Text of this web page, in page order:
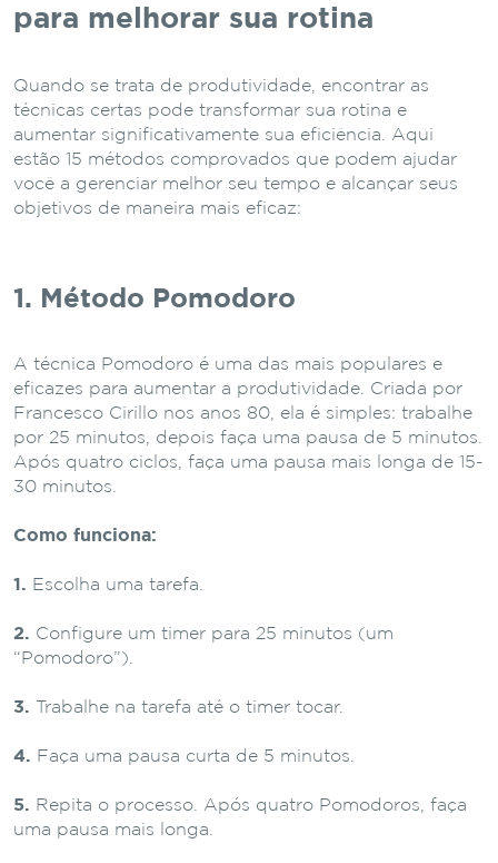
para melhorar sua rotina
Quando se trata de produtividade, encontrar as
técnicas certas pode transformar sua rotina e
aumentar significativamente sua eficiência. Aqui
estão 15 métodos comprovados que podem ajudar
você a gerenciar melhor seu tempo e alcançar seus
objetivos de maneira mais eficaz:
1. Método Pomodoro
A técnica Pomodoro é uma das mais populares e
eficazes para aumentar a produtividade. Criada por
Francesco Cirillo nos anos 80, ela é simples: trabalhe
por 25 minutos, depois faça uma pausa de 5 minutos.
Após quatro ciclos, faça uma pausa mais longa de 15-
30 minutos.
Como funciona:
1. Escolha uma tarefa.
2. Configure um timer para 25 minutos (um
“Pomodoro”).
3. Trabalhe na tarefa até o timer tocar.
4. Faça uma pausa curta de 5 minutos.
5. Repita o processo. Após quatro Pomodoros, faça
uma pausa mais longa.